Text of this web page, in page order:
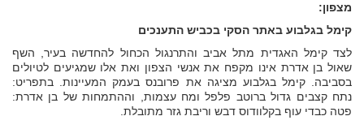
מצפון:
קימל בגלבוע באתר הסקי בכביש התענכים
לצד קימל האגדית מתל אביב והתרנגול הכחול להחדשה בעיר, השף
שאול בן אדרת אינו מקפח את אנשי הצפון ואת אלו שמגיעים לטיולים
בסביבה. קימל בגלבוע מציגה את פרובנס בעמק המעיינות. בתפריט:
נתח קצבים גדול ברוטב פלפל ומח עצמות, וההתמחות של בן אדרת:
פטה כבדי עוף בקלוודוס דבש וריבת גזר מתובלת.